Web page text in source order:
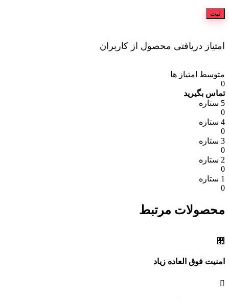
امتیاز دریافتی محصول از کاربران
متوسط امتیاز ها
0
تماس بگیرید
5 ستاره
0
4 ستاره
0
3 ستاره
0
2 ستاره
0
1 ستاره
0
محصولات مرتبط
امنیت فوق العاده زیاد